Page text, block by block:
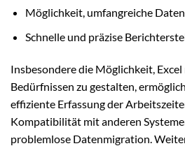
Möglichkeit, umfangreiche
Schnelle und präzise
Insbesondere die Möglichkeit,
Bedürfnissen zu gestalten,
effiziente Erfassung der
Kompatibilität mit anderen
problemlose Datenmigration.